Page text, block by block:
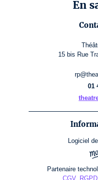
En
15 bis Rue
01
Logiciel
Partenaire
CGV,